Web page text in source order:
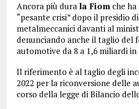
Ancora più durala Fiomche ha
“pesante crisi” dopo il presidio
metalmeccanici davanti al
denunciando anche il taglio del
automotive da 8 a 1,6 miliardi in
Il riferimento è al taglio degli
2022 per la riconversione delle
corso della legge di Bilancio